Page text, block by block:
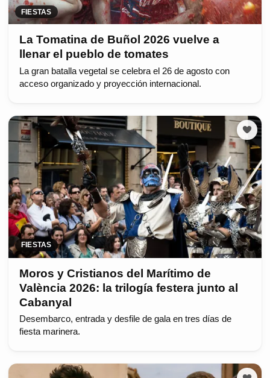
FIESTAS
La Tomatina de Buñol 2026 vuelve a
llenar el pueblo de tomates
La gran batalla vegetal se celebra el 26 de agosto con
acceso organizado y proyección internacional.
FIESTAS
Moros y Cristianos del Marítimo de
València 2026: la trilogía festera junto al
Cabanyal
Desembarco, entrada y desfile de gala en tres días de
fiesta marinera.